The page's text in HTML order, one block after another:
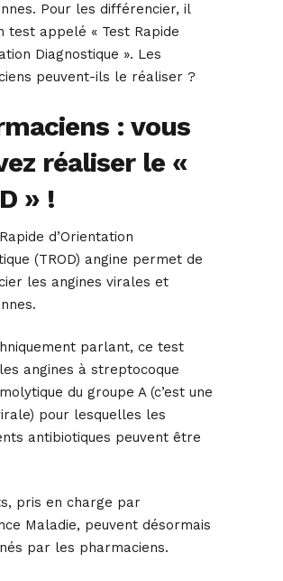
Pour les différencier, il
test appelé « Test Rapide
Diagnostique ». Les
peuvent-ils le réaliser ?
: vous
réaliser le «
» !
d’Orientation
(TROD) angine permet de
les angines virales et
parlant, ce test
angines à streptocoque
du groupe A (c’est une
pour lesquelles les
antibiotiques peuvent être
pris en charge par
Maladie, peuvent désormais
par les pharmaciens.